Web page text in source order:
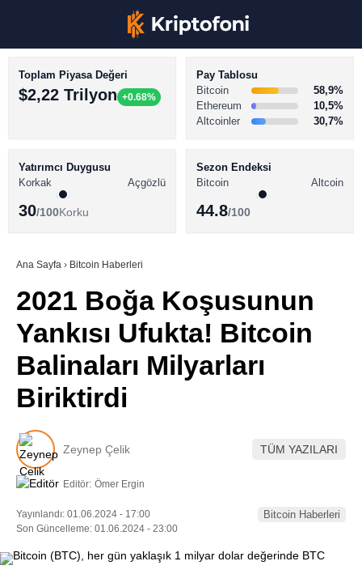
Youtube
TikTok
BİTCOİN HABERLERİ
ALTCOİN HABERLERİ
SÖZLÜK
Toplam Piyasa Değeri
$2,22 Trilyon +0.68%
Pay Tablosu
Bitcoin
58,9%
Ethereum
10,5%
Altcoinler
30,7%
Yatırımcı Duygusu
Korkak
Açgözlü
30/100Korku
Sezon Endeksi
Bitcoin
Altcoin
44.8/100
Ana Sayfa › Bitcoin Haberleri
2021 Boğa Koşusunun
Yankısı Ufukta! Bitcoin
Balinaları Milyarları
Biriktirdi
Zeynep Çelik TÜM YAZILARI
Editör: Ömer Ergin
Yayınlandı: 01.06.2024 - 17:00
Son Güncelleme: 01.06.2024 - 23:00
Bitcoin Haberleri